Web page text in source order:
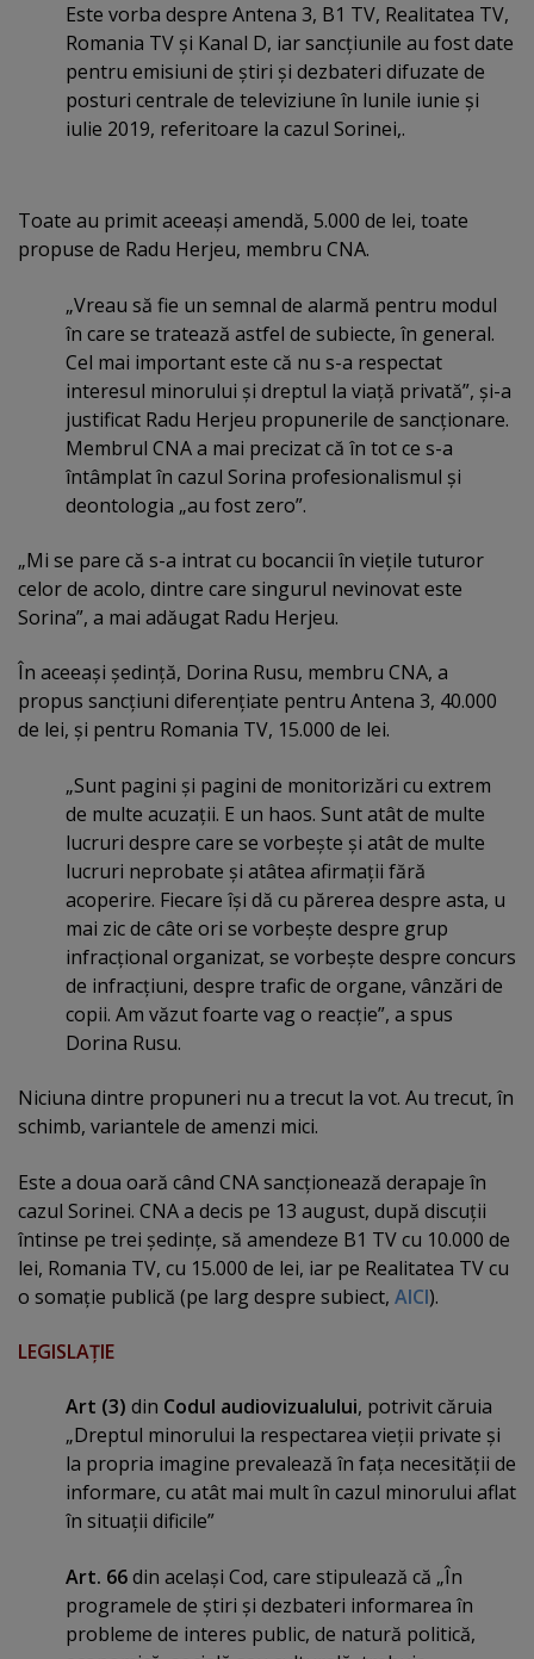
Este vorba despre Antena 3, B1 TV, Realitatea TV,
Romania TV şi Kanal D, iar sancţiunile au fost date
pentru emisiuni de ştiri şi dezbateri difuzate de
posturi centrale de televiziune în lunile iunie şi
iulie 2019, referitoare la cazul Sorinei,.
Toate au primit aceeaşi amendă, 5.000 de lei, toate
propuse de Radu Herjeu, membru CNA.
„Vreau să fie un semnal de alarmă pentru modul
în care se tratează astfel de subiecte, în general.
Cel mai important este că nu s-a respectat
interesul minorului şi dreptul la viaţă privată”, şi-a
justificat Radu Herjeu propunerile de sancţionare.
Membrul CNA a mai precizat că în tot ce s-a
întâmplat în cazul Sorina profesionalismul şi
deontologia „au fost zero”.
„Mi se pare că s-a intrat cu bocancii în vieţile tuturor
celor de acolo, dintre care singurul nevinovat este
Sorina”, a mai adăugat Radu Herjeu.
În aceeaşi şedinţă, Dorina Rusu, membru CNA, a
propus sancţiuni diferenţiate pentru Antena 3, 40.000
de lei, şi pentru Romania TV, 15.000 de lei.
„Sunt pagini şi pagini de monitorizări cu extrem
de multe acuzaţii. E un haos. Sunt atât de multe
lucruri despre care se vorbeşte şi atât de multe
lucruri neprobate şi atâtea afirmaţii fără
acoperire. Fiecare îşi dă cu părerea despre asta, u
mai zic de câte ori se vorbeşte despre grup
infracţional organizat, se vorbeşte despre concurs
de infracţiuni, despre trafic de organe, vânzări de
copii. Am văzut foarte vag o reacţie”, a spus
Dorina Rusu.
Niciuna dintre propuneri nu a trecut la vot. Au trecut, în
schimb, variantele de amenzi mici.
Este a doua oară când CNA sancţionează derapaje în
cazul Sorinei. CNA a decis pe 13 august, după discuţii
întinse pe trei şedinţe, să amendeze B1 TV cu 10.000 de
lei, Romania TV, cu 15.000 de lei, iar pe Realitatea TV cu
o somaţie publică (pe larg despre subiect, AICI).
LEGISLAŢIE
Art (3) din Codul audiovizualului, potrivit căruia
„Dreptul minorului la respectarea vieţii private şi
la propria imagine prevalează în faţa necesităţii de
informare, cu atât mai mult în cazul minorului aflat
în situaţii dificile”
Art. 66din acelaşi Cod, care stipulează că „În
programele de ştiri şi dezbateri informarea în
probleme de interes public, de natură politică,